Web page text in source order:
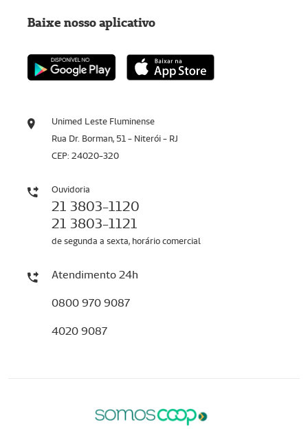
Unimed Leste Fluminense
Rua Dr. Borman, 51 - Niterói - RJ
CEP: 24020-320
Ouvidoria
21 3803-1120
21 3803-1121
de segunda a sexta, horário comercial
Atendimento 24h
0800 970 9087
4020 9087
Baixe nosso aplicativo